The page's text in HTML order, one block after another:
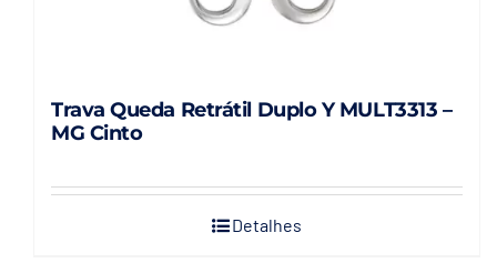
Trava Queda Retrátil Duplo Y MULT3313 –
MG Cinto
Detalhes